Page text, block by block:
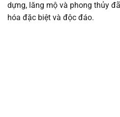
dựng, lăng mộ và phong thủy
hóa đặc biệt và độc đáo.